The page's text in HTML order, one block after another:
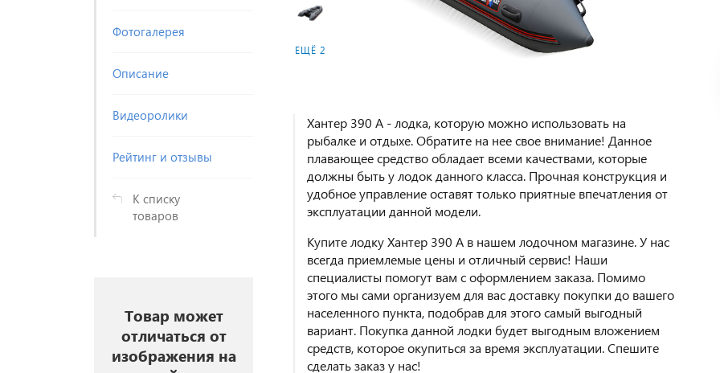
Фотогалерея
Описание
Видеоролики
Рейтинг и отзывы
К списку
товаров
Товар может
отличаться от
изображения на
ЕЩЁ 2
Хантер 390 А - лодка, которую можно использовать на
рыбалке и отдыхе. Обратите на нее свое внимание! Данное
плавающее средство обладает всеми качествами, которые
должны быть у лодок данного класса. Прочная конструкция и
удобное управление оставят только приятные впечатления от
эксплуатации данной модели.
Купите лодку Хантер 390 А в нашем лодочном магазине. У нас
всегда приемлемые цены и отличный сервис! Наши
специалисты помогут вам с оформлением заказа. Помимо
этого мы сами организуем для вас доставку покупки до вашего
населенного пункта, подобрав для этого самый выгодный
вариант. Покупка данной лодки будет выгодным вложением
средств, которое окупиться за время эксплуатации. Спешите
сделать заказ у нас!